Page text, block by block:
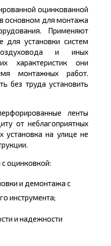
оцинкованной
основном для монтажа
Применяют
для установки систем
и иных
характеристик они
монтажных работ.
без труда установить
ленты
от неблагоприятных
установка на улице не
оцинковкой:
и демонтажа с
инструмента;
и надежности